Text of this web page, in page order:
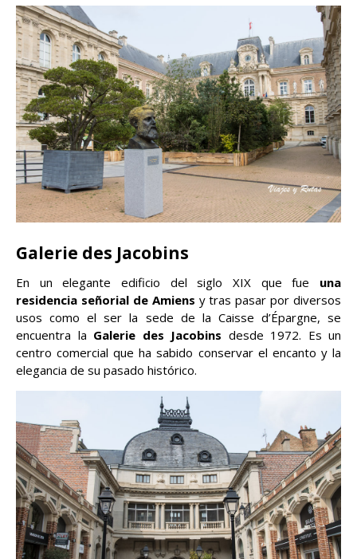
Galerie des Jacobins
En un elegante edificio del siglo XIX que fue una
residencia señorial de Amiens y tras pasar por diversos
usos como el ser la sede de la Caisse d’Épargne, se
encuentra la Galerie des Jacobins desde 1972. Es un
centro comercial que ha sabido conservar el encanto y la
elegancia de su pasado histórico.